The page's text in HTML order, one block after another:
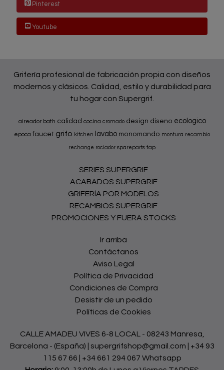
Pinterest
Youtube
Grifería profesional de fabricación propia con diseños
modernos y clásicos. Calidad, estilo y durabilidad para
tu hogar con Supergrif.
aireador bath calidad cocina cromado design diseno ecologico
epoca faucet grifo kitchen lavabo monomando montura recambio
rechange rociador spareparts tap
SERIES SUPERGRIF
ACABADOS SUPERGRIF
GRIFERÍA POR MODELOS
RECAMBIOS SUPERGRIF
PROMOCIONES Y FUERA STOCKS
Ir arriba
Contáctanos
Aviso Legal
Política de Privacidad
Condiciones de Compra
Desistir de un pedido
Políticas de Cookies
CALLE AMADEU VIVES 6-8 LOCAL - 08243 Manresa,
Barcelona - (España) | supergrifshop@gmail.com | +34 93
115 67 66
+34 661 294 067 Whatsapp